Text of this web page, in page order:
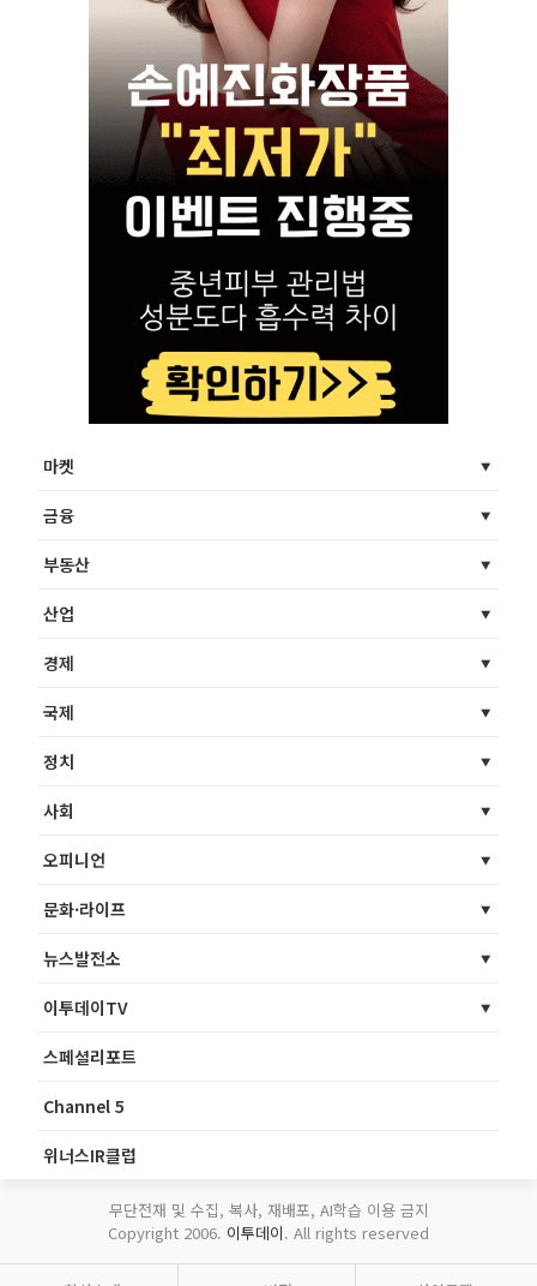
마켓
금융
부동산
산업
경제
국제
정치
사회
오피니언
문화·라이프
뉴스발전소
이투데이TV
스페셜리포트
Channel 5
위너스IR클럽
무단전재 및 수집, 복사, 재배포, AI학습 이용 금지
Copyright 2006. 이투데이. All rights reserved